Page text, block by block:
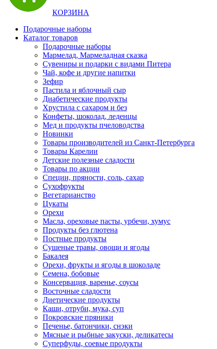
КОРЗИНА
Подарочные наборы
Каталог товаров
Подарочные наборы
Мармелад, Мармеладная сказка
Сувениры и подарки с видами Питера
Чай, кофе и другие напитки
Зефир
Пастила и яблочный сыр
Диабетические продукты
Хрустила с сахаром и без
Конфеты, шоколад, леденцы
Мед и продукты пчеловодства
Новинки
Товары производителей из Санкт-Петербурга
Товары Карелии
Детские полезные сладости
Товары по акции
Специи, пряности, соль, сахар
Сухофрукты
Вегетарианство
Цукаты
Орехи
Масла, ореховые пасты, урбечи, хумус
Продукты без глютена
Постные продукты
Сушеные травы, овощи и ягоды
Бакалея
Орехи, фрукты и ягоды в шоколаде
Семена, бобовые
Консервация, варенье, соусы
Восточные сладости
Диетические продукты
Каши, отруби, мука, суп
Покровские пряники
Печенье, батончики, снэки
Мясные и рыбные закуски, деликатесы
Суперфуды, соевые продукты